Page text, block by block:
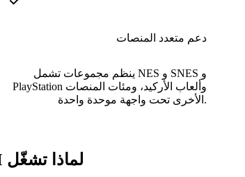
دعم متعدد المنصات
ينظم مجموعات تشمل NES و SNES و
PlayStation وألعاب الأركيد، ومئات المنصات
الأخرى تحت واجهة موحدة واحدة.
لماذا تشغّل RomM على Hostinger؟